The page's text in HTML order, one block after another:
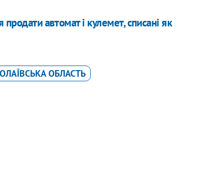
автомат і кулемет, списані як
ОБЛАСТЬ